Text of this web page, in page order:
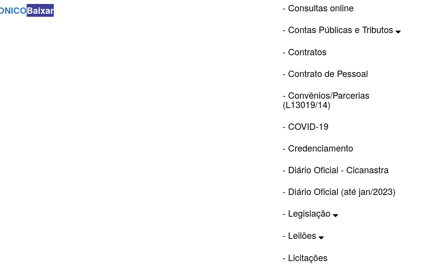
Baixar
- Consultas online
- Contas Públicas e Tributos
- Contratos
- Contrato de Pessoal
- Convênios/Parcerias
(L13019/14)
- COVID-19
- Credenciamento
- Diário Oficial - Cicanastra
- Diário Oficial (até jan/2023)
- Legislação
- Leilões
- Licitações